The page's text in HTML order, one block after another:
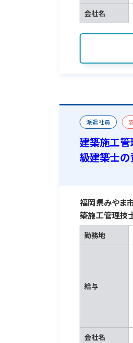
会社名
派遣社員
一級建築施工管
建築施工管
級建築士の
福岡県みやま
築施工管理技
勤務地
給与
会社名